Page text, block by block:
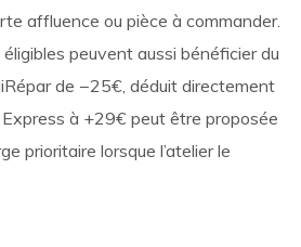
affluence ou pièce à commander.
peuvent aussi bénéficier du
de −25€, déduit directement
à +29€ peut être proposée
prioritaire lorsque l’atelier le